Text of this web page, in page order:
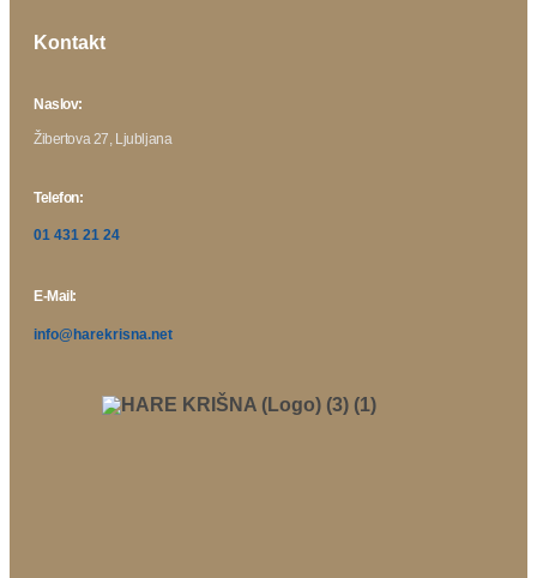
Kontakt
Naslov:
Žibertova 27, Ljubljana
Telefon:
01 431 21 24
E-Mail:
info@harekrisna.net